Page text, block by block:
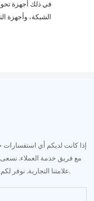
إذا كانت لديكم أي استفسارات
مع فريق خدمة العملاء. نسعى
علامتنا التجارية. نوفر لكم أسعارًا تنافسية ومنتجات عالية الجودة.